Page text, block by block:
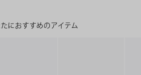
におすすめのアイテム